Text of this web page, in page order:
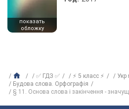
показать
обложку
✅ ГДЗ ✅ ⚡ 5 класс ⚡
Будова слова. Орфографія
§ 11. Основа слова і закінчення -